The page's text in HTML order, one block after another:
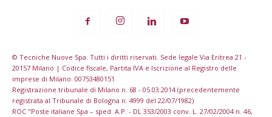
© Tecniche Nuove Spa. Tutti i diritti riservati. Sede legale Via Eritrea 21 -
20157 Milano | Codice fiscale, Partita IVA e Iscrizione al Registro delle
imprese di Milano: 00753480151
Registrazione tribunale di Milano n. 68 - 05.03.2014 (precedentemente
registrata al Tribunale di Bologna n. 4999 del 22/07/1982)
ROC "Poste italiane Spa – sped. A.P. - DL 353/2003 conv. L. 27/02/2004 n. 46,